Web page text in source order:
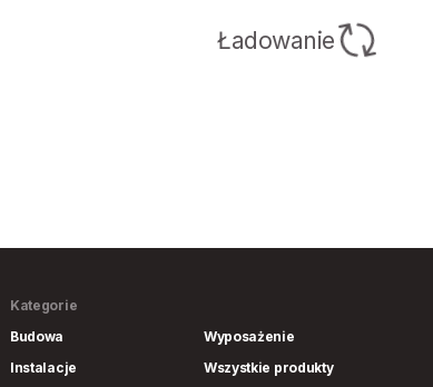
Ładowanie
Kategorie
Budowa
Instalacje
Wyposażenie
Wszystkie produkty